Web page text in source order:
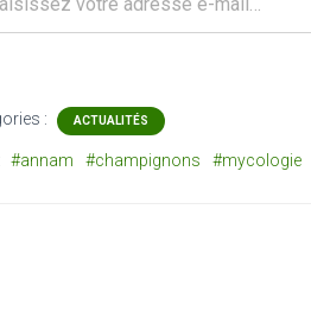
: ACTUALITÉS
#annam #champignons #mycologie